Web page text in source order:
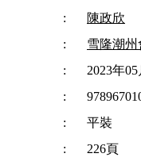
:
陳政欣
:
雪隆潮州
:
2023年05
:
:
平裝
:
226頁